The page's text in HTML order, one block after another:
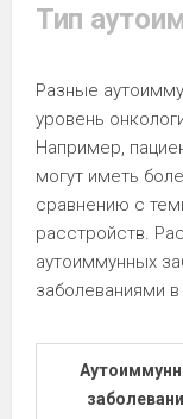
Тип
Разные
уровень
Например,
могут иметь
сравнению с
расстройств.
аутоиммунных
заболеваниями